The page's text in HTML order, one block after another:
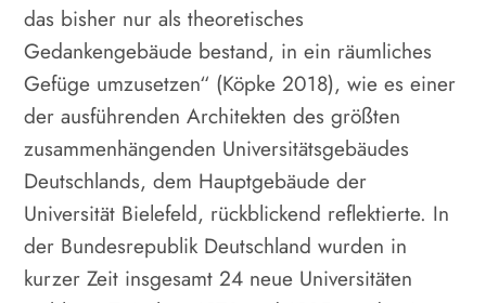
das bisher nur als theoretisches
Gedankengebäude bestand, in ein räumliches
Gefüge umzusetzen“ (Köpke 2018), wie es einer
der ausführenden Architekten des größten
zusammenhängenden Universitätsgebäudes
Deutschlands, dem Hauptgebäude der
Universität Bielefeld, rückblickend reflektierte. In
der Bundesrepublik Deutschland wurden in
kurzer Zeit insgesamt 24 neue Universitäten